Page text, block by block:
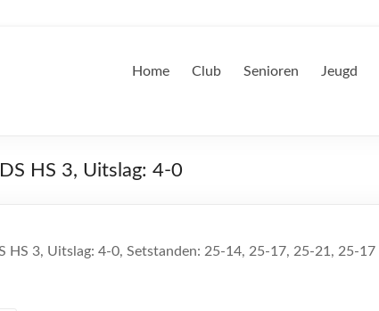
Home Club Senioren Jeugd
HS 3, Uitslag: 4-0
HS 3, Uitslag: 4-0, Setstanden: 25-14, 25-17, 25-21, 25-17